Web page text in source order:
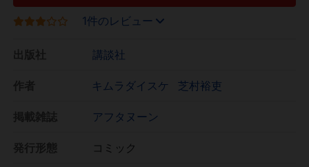
1件のレビュー
講談社
キムラダイスケ 芝村裕吏
アフタヌーン
コミック